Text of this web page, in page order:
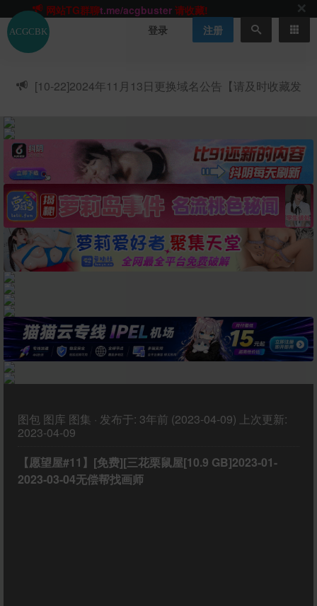
网站TG群聊t.me/acgbuster 请收藏!
ACGCBK官方App
点击下载 永不迷路！
网站最新无墙域名
请收藏!-20250123
ACGCBK官方App 点击下载永不迷路！
网站最新无墙域名
网站永久主站域名acgcbk.vip
请收藏!
ACGCBK官方App点击下载
永不迷路！
网站最新无墙域名acgcbk55.vip请收藏!-20250123
登录 注册
[10-22]2024年11月13日更换域名公告【请及时收藏发
图包 图库 图集 · 发布于: 3年前 (2023-04-09) 上次更新:
2023-04-09
【愿望屋#11】[‎‎免费][三花栗鼠屋[10.9 GB]2023-01-
2023-03-04无偿帮找画师